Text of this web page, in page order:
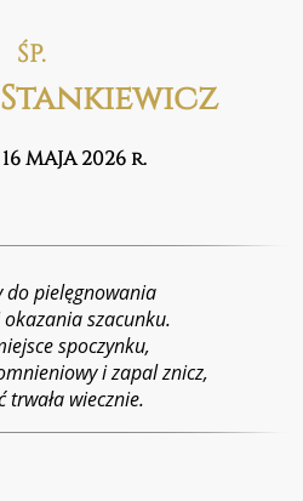
ŚP.
MAJA 2026 r.
do pielęgnowania
szacunku.
spoczynku,
i zapal znicz,
trwała wiecznie.